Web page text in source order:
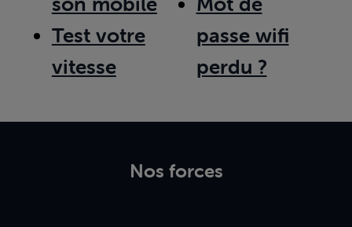
Test votre
vitesse
passe wifi
perdu ?
Nos forces